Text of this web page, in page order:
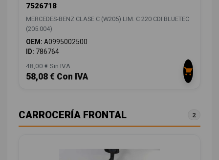
7526718
MERCEDES-BENZ CLASE C (W205) LIM. C 220 CDI BLUETEC
(205.004)
OEM: A0995002500
ID: 786764
48,00 € Sin IVA
58,08 € Con IVA
CARROCERÍA FRONTAL 2